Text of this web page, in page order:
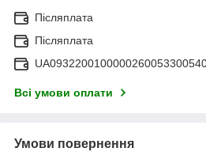
Післяплата
Післяплата
Всі умови оплати
Умови повернення